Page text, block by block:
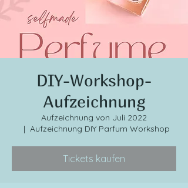
DIY-Workshop-
Aufzeichnung
Aufzeichnung von Juli 2022
  |
Aufzeichnung DIY Parfum Workshop
Tickets kaufen